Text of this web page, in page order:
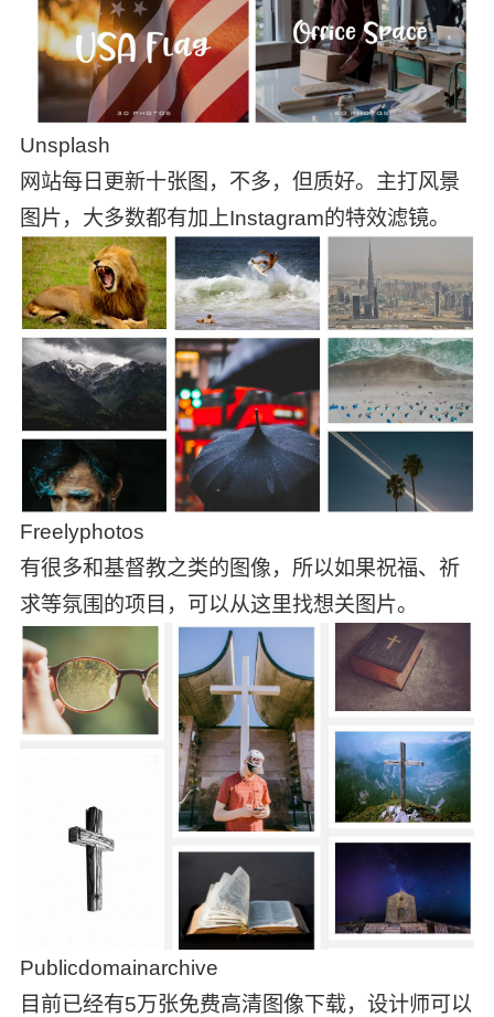
Unsplash
网站每日更新十张图，不多，但质好。主打风景
图片，大多数都有加上Instagram的特效滤镜。
Freelyphotos
有很多和基督教之类的图像，所以如果祝福、祈
求等氛围的项目，可以从这里找想关图片。
Publicdomainarchive
目前已经有5万张免费高清图像下载，设计师可以